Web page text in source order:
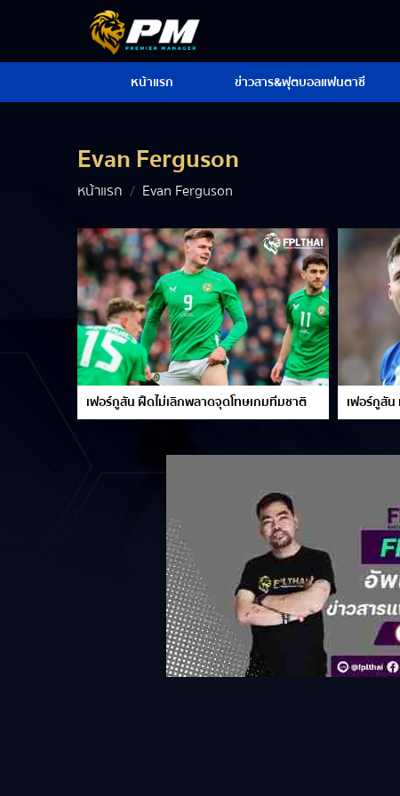
หน้าแรก ข่าวสาร&ฟุตบอลแฟนตาซี
Evan Ferguson
หน้าแรก
Evan Ferguson
เฟอร์กูสัน ฝืดไม่เลิกพลาดจุดโทษเกมทีมชาติ เฟอร์กูสัน